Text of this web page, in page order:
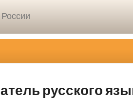
русского